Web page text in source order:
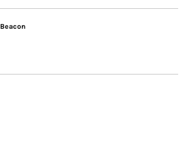
Beacon